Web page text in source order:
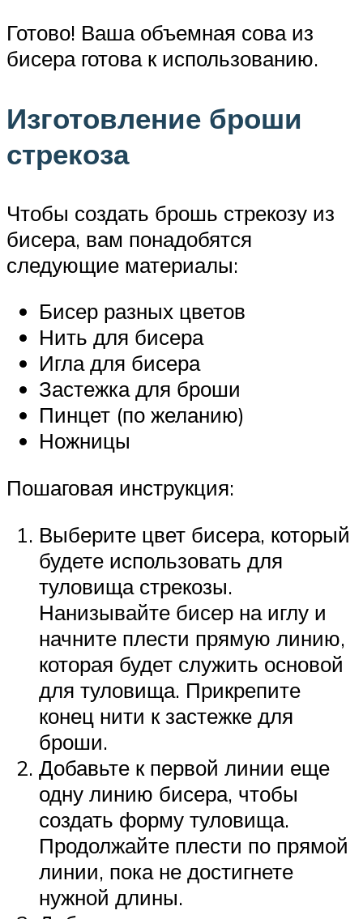
Готово! Ваша объемная сова из
бисера готова к использованию.
Изготовление броши
стрекоза
Чтобы создать брошь стрекозу из
бисера, вам понадобятся
следующие материалы:
Бисер разных цветов
Нить для бисера
Игла для бисера
Застежка для броши
Пинцет (по желанию)
Ножницы
Пошаговая инструкция:
Выберите цвет бисера, который
будете использовать для
туловища стрекозы.
Нанизывайте бисер на иглу и
начните плести прямую линию,
которая будет служить основой
для туловища. Прикрепите
конец нити к застежке для
броши.
Добавьте к первой линии еще
одну линию бисера, чтобы
создать форму туловища.
Продолжайте плести по прямой
линии, пока не достигнете
нужной длины.